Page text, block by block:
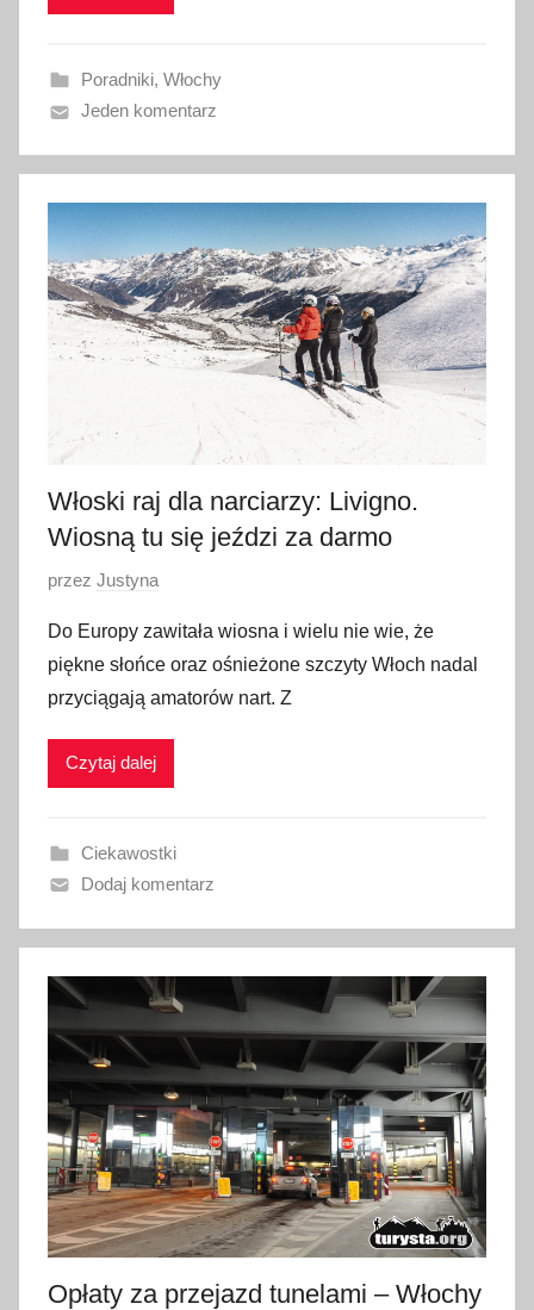
a
n
2
5
s
t
y
z
2
2
6
Poradniki, Włochy
Jeden komentarz
Włoski raj dla narciarzy: Livigno.
Wiosną tu się jeździ za darmo
O
u
b
l
i
a
n
9
k
t
n
i
a
2
0
2
przez Justyna
Do Europy zawitała wiosna i wielu nie wie, że
piękne słońce oraz ośnieżone szczyty Włoch nadal
przyciągają amatorów nart. Z
Czytaj dalej
Ciekawostki
Dodaj komentarz
Opłaty za przejazd tunelami – Włochy